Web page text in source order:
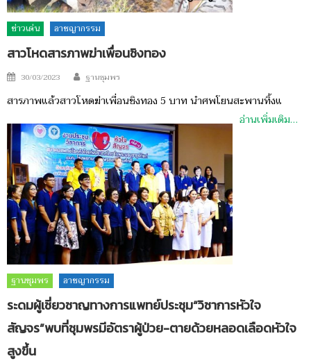
ข่าวเด่น อาชญากรรม
สาวโหดสารภาพฆ่าเพื่อนชิงทอง
Posted
30/03/2023 Author
ฐานชุมพร
สารภาพแล้วสาวโหดฆ่าเพื่อนชิงทอง 5 บาท นำศพโยนสะพานทิ้งแ
อ่านเพิ่มเติม…
ฐานชุมพร อาชญากรรม
ระดมผู้เชี่ยวชาญทางการแพทย์ประชุม“วิชาการหัวใจ
สัญจร”พบที่ชุมพรมีอัตราผู้ป่วย-ตายด้วยหลอดเลือดหัวใจ
สูงขึ้น